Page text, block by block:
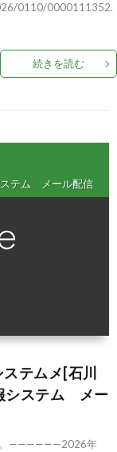
0110/0000111352.
続きを読む
ステム メール配信
テムメ[石川
システム メー
。——————2026年